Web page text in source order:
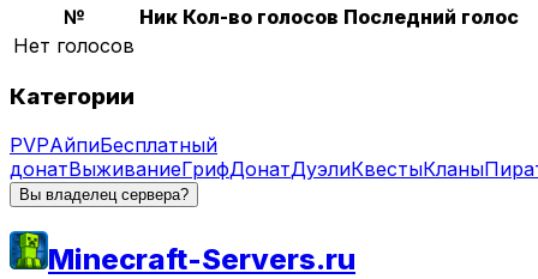
№ Ник Кол-во голосов Последний голос
Нет голосов
Категории
PVPАйпиБесплатный
донатВыживаниеГрифДонатДуэлиКвестыКланы
Вы владелец сервера?
Minecraft-Servers.ru